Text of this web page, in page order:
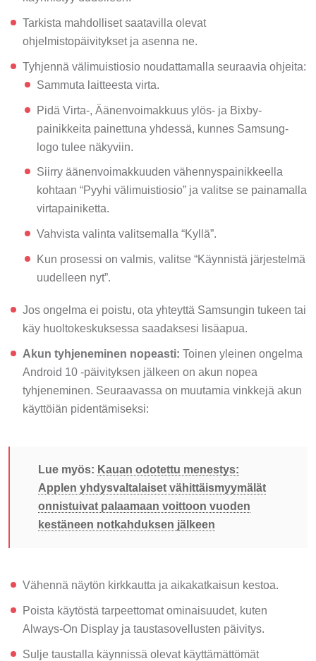
Tarkista mahdolliset saatavilla olevat
ohjelmistopäivitykset ja asenna ne.
Tyhjennä välimuistiosio noudattamalla seuraavia ohjeita:
Sammuta laitteesta virta.
Pidä Virta-, Äänenvoimakkuus ylös- ja Bixby-
painikkeita painettuna yhdessä, kunnes Samsung-
logo tulee näkyviin.
Siirry äänenvoimakkuuden vähennyspainikkeella
kohtaan “Pyyhi välimuistiosio” ja valitse se painamalla
virtapainiketta.
Vahvista valinta valitsemalla “Kyllä”.
Kun prosessi on valmis, valitse “Käynnistä järjestelmä
uudelleen nyt”.
Jos ongelma ei poistu, ota yhteyttä Samsungin tukeen tai
käy huoltokeskuksessa saadaksesi lisäapua.
Akun tyhjeneminen nopeasti: Toinen yleinen ongelma
Android 10 -päivityksen jälkeen on akun nopea
tyhjeneminen. Seuraavassa on muutamia vinkkejä akun
käyttöiän pidentämiseksi:
Lue myös: Kauan odotettu menestys:
Applen yhdysvaltalaiset vähittäismyymälät
onnistuivat palaamaan voittoon vuoden
kestäneen notkahduksen jälkeen
Vähennä näytön kirkkautta ja aikakatkaisun kestoa.
Poista käytöstä tarpeettomat ominaisuudet, kuten
Always-On Display ja taustasovellusten päivitys.
Sulje taustalla käynnissä olevat käyttämättömät